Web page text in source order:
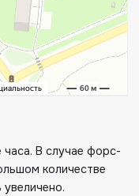
часа. В случае форс-
количестве